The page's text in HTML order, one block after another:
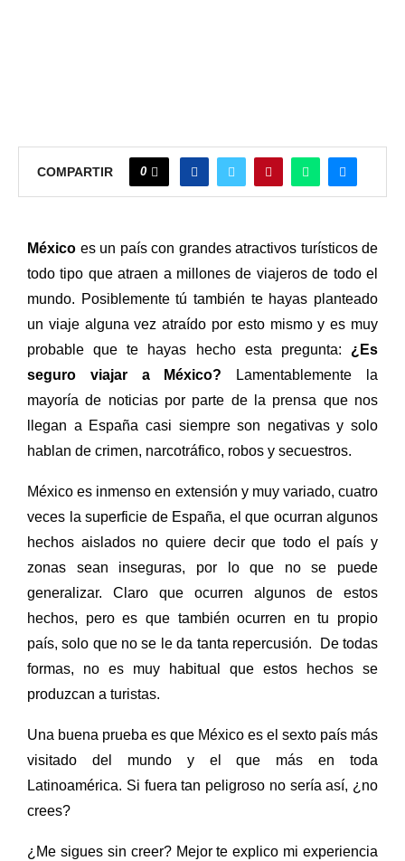
COMPARTIR 0
México es un país con grandes atractivos turísticos de
todo tipo que atraen a millones de viajeros de todo el
mundo. Posiblemente tú también te hayas planteado
un viaje alguna vez atraído por esto mismo y es muy
probable que te hayas hecho esta pregunta: ¿Es
seguro viajar a México?
Lamentablemente la
mayoría de noticias por parte de la prensa que nos
llegan a España casi siempre son negativas y solo
hablan de crimen, narcotráfico, robos y secuestros.
México es inmenso en extensión y muy variado, cuatro
veces la superficie de España, el que ocurran algunos
hechos aislados no quiere decir que todo el país y
zonas sean inseguras, por lo que no se puede
generalizar. Claro que ocurren algunos de estos
hechos, pero es que también ocurren en tu propio
país, solo que no se le da tanta repercusión.
De todas
formas, no es muy habitual que estos hechos se
produzcan a turistas.
Una buena prueba es que México es el sexto país más
visitado del mundo y el que más en toda
Latinoamérica. Si fuera tan peligroso no sería así, ¿no
crees?
¿Me sigues sin creer?Mejor te explico mi experiencia